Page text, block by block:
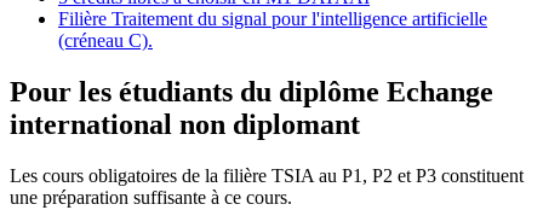
Filière Traitement du signal pour l'intelligence artificielle
(créneau C).
Pour les étudiants du diplôme Echange
international non diplomant
Les cours obligatoires de la filière TSIA au P1, P2 et P3 constituent
une préparation suffisante à ce cours.